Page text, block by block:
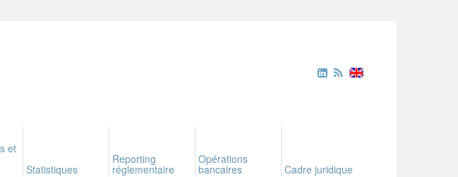
et
Statistiques
Reporting
réglementaire
Opérations
bancaires Cadre juridique